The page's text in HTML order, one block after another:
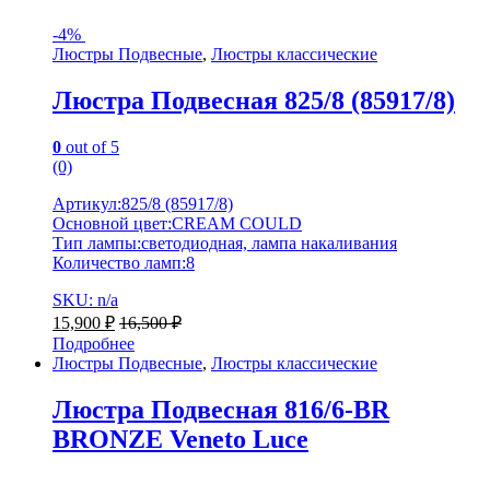
-4%
Люстры Подвесные, Люстры классические
Люстра Подвесная 825/8 (85917/8)
0 out of 5
(0)
Артикул:825/8 (85917/8)
Основной цвет:CREAM COULD
Тип лампы:светодиодная, лампа накаливания
Количество ламп:8
SKU: n/a
15,900 ₽ 16,500₽
Подробнее
Люстры Подвесные, Люстры классические
Люстра Подвесная 816/6-BR
BRONZE Veneto Luce